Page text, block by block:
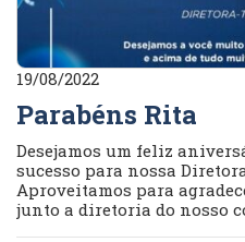
19/08/2022
Parabéns Rita
Desejamos um feliz
sucesso para nossa
Aproveitamos para
junto a diretoria do nosso